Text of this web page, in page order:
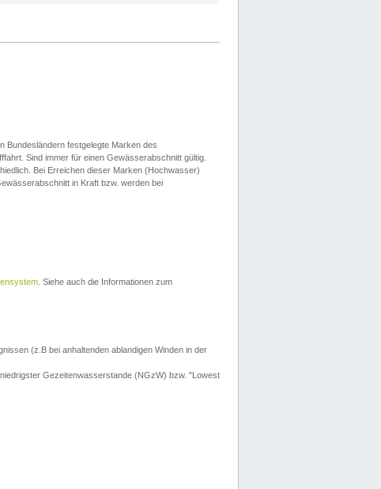
Bundesländern festgelegte Marken des
Sind immer für einen Gewässerabschnitt gültig.
Bei Erreichen dieser Marken (Hochwasser)
in Kraft bzw. werden bei
. Siehe auch die Informationen zum
(z.B bei anhaltenden ablandigen Winden in der
Gezeitenwasserstande (NGzW) bzw. "Lowest